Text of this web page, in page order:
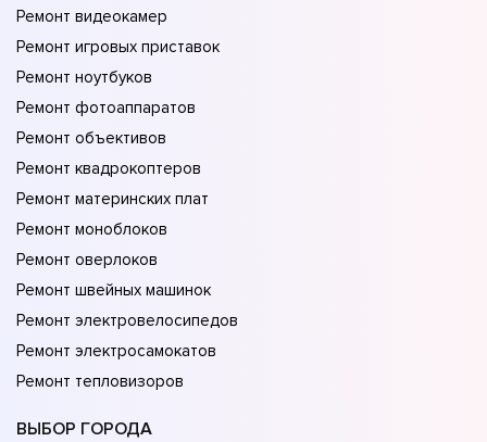
Ремонт видеокамер
Ремонт игровых приставок
Ремонт ноутбуков
Ремонт фотоаппаратов
Ремонт объективов
Ремонт квадрокоптеров
Ремонт материнских плат
Ремонт моноблоков
Ремонт оверлоков
Ремонт швейных машинок
Ремонт электровелосипедов
Ремонт электросамокатов
Ремонт тепловизоров
ВЫБОР ГОРОДА